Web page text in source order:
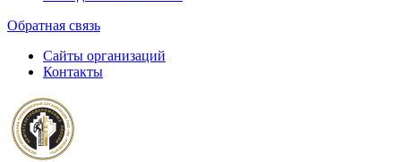
Обратная связь
Сайты организаций
Контакты